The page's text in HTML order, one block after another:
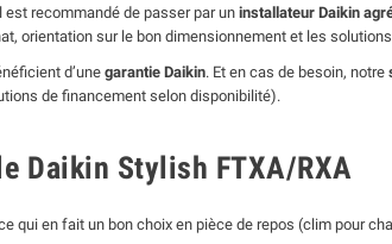
est recommandé de passer par un installateur Daikin
orientation sur le bon dimensionnement et les
d’une garantie Daikin. Et en cas de besoin, notre
de financement selon disponibilité).
Daikin Stylish FTXA/RXA
qui en fait un bon choix en pièce de repos (clim pour